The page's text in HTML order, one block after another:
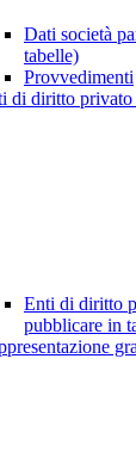
Dati società
tabelle)
Provvedimenti
di diritto privato
Enti di diritto
pubblicare in